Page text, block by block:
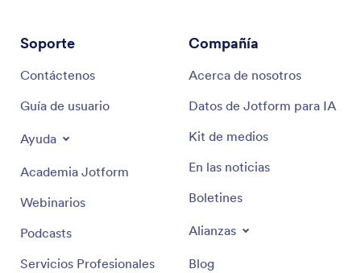
Soporte
Contáctenos
Guía de usuario
Ayuda
Academia Jotform
Webinarios
Podcasts
Servicios Profesionales
Compañía
Acerca de nosotros
Datos de Jotform para IA
Kit de medios
En las noticias
Boletines
Alianzas
Blog